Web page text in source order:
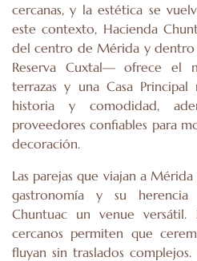
cercanas, y la estética se
este contexto, Hacienda
del centro de Mérida y
Reserva Cuxtal— ofrece el
terrazas y una Casa
historia y comodidad,
proveedores confiables para
decoración.
Las parejas que viajan a
gastronomía y su
Chuntuac un venue
cercanos permiten que
fluyan sin traslados